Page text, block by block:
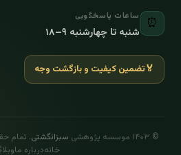
⏰ ساعات پاسخگویی
شنبه تا چهارشنبه ۹–۱۸
🏅تضمین کیفیت و بازگشت وجه
© ۱۴۰۳ موسسه پژوهشی سبزانگشتی. تمام
خانهدرباره ما